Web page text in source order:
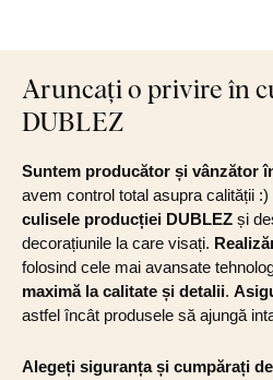
Aruncați o privire în
DUBLEZ
Suntem producător și vânzător
avem control total asupra calității :)
culisele producției DUBLEZ și
decorațiunile la care visați.
folosind cele mai avansate
maximă la calitate și detalii.
astfel încât produsele să ajungă
Alegeți siguranța și cumpărați